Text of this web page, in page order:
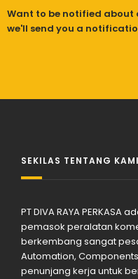
Want to be notified about
we'll send you a
SEKILAS TENTANG KAMI
PT DIVA RAYA
pemasok peralatan
berkembang sangat
Automation,
penunjang kerja untuk